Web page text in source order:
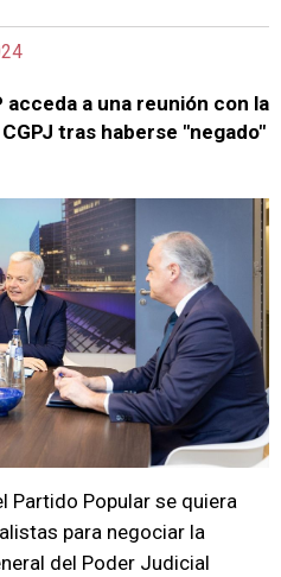
acceda a una reunión con la
tras haberse "negado"
Partido Popular se quiera
para negociar la
del Poder Judicial